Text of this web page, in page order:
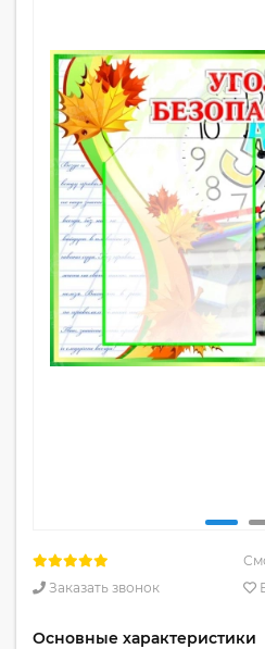
Заказать звонок
Основные характеристики